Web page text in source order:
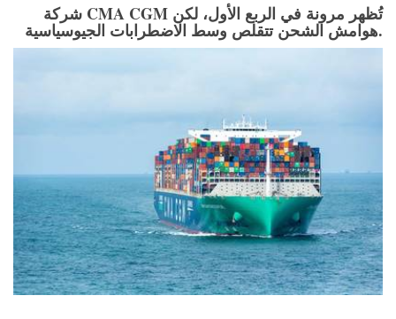
شركة CMA CGM تُظهر مرونة في الربع الأول، لكن
هوامش الشحن تتقلص وسط الاضطرابات الجيوسياسية.